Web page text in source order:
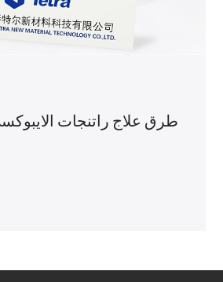
طرق علاج راتنجات